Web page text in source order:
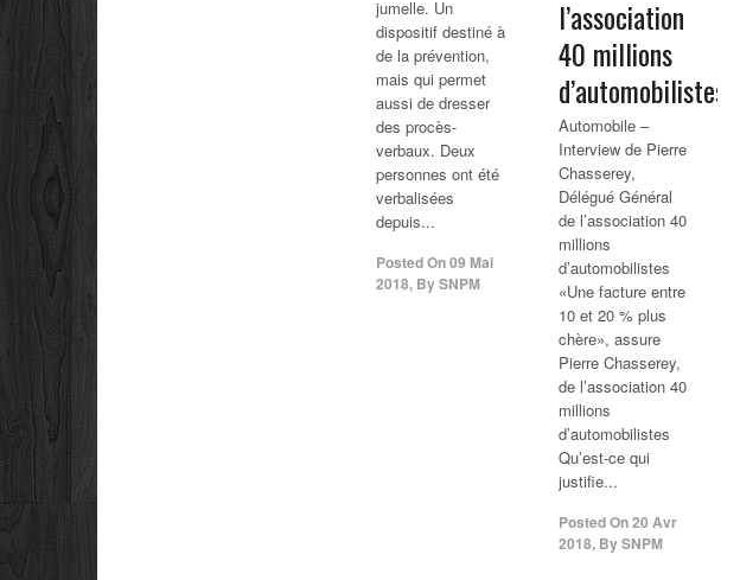
jumelle. Un
dispositif destiné à
de la prévention,
mais qui permet
aussi de dresser
des procès-
verbaux. Deux
personnes ont été
verbalisées
depuis...
Posted On09 Mai
2018, BySNPM
l’association
40 millions
d’automobilistes
Automobile –
Interview de Pierre
Chasserey,
Délégué Général
de l’association 40
millions
d’automobilistes
«Une facture entre
10 et 20 % plus
chère», assure
Pierre Chasserey,
de l’association 40
millions
d’automobilistes
Qu’est-ce qui
justifie...
Posted On20 Avr
2018, BySNPM